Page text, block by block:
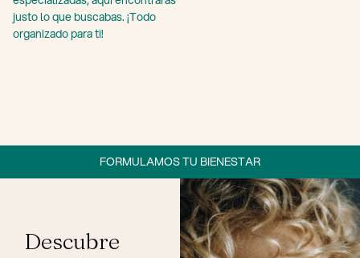
justo lo que buscabas. ¡Todo
organizado para ti!
FORMULAMOS TU BIENESTAR
Descubre